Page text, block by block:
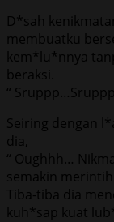
D*sah
membuatku
kem*lu*nnya
beraksi.
“
Seiring dengan
dia,
“ Oughhh…
semakin
Tiba-tiba dia
kuh*sap kuat